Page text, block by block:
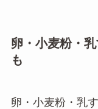
卵・小麦粉・
も
卵・小麦粉・乳